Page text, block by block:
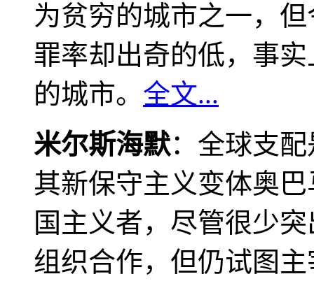
为贫穷的城市之一，
罪率却出奇的低，事
的城市。 全文...
米尔斯海默：全球支
其新保守主义变体奥
国主义者，尽管很少
组织合作，但仍试图